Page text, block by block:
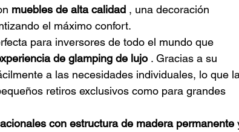
muebles de alta calidad , una decoración
el máximo confort.
para inversores de todo el mundo que
de glamping de lujo . Gracias a su
a las necesidades individuales, lo que
retiros exclusivos como para grandes
con estructura de madera permanente